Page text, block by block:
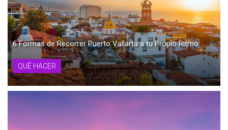
6 Formas de Recorrer Puerto Vallarta a tu Propio Ritmo
QUÉ HACER